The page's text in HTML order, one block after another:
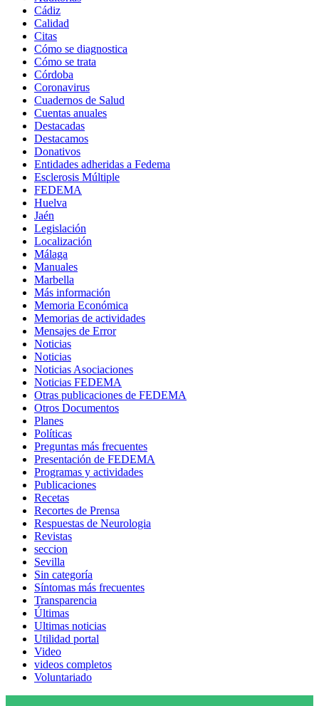
Cádiz
Calidad
Citas
Cómo se diagnostica
Cómo se trata
Córdoba
Coronavirus
Cuadernos de Salud
Cuentas anuales
Destacadas
Destacamos
Donativos
Entidades adheridas a Fedema
Esclerosis Múltiple
FEDEMA
Huelva
Jaén
Legislación
Localización
Málaga
Manuales
Marbella
Más información
Memoria Económica
Memorias de actividades
Mensajes de Error
Noticias
Noticias
Noticias Asociaciones
Noticias FEDEMA
Otras publicaciones de FEDEMA
Otros Documentos
Planes
Políticas
Preguntas más frecuentes
Presentación de FEDEMA
Programas y actividades
Publicaciones
Recetas
Recortes de Prensa
Respuestas de Neurologia
Revistas
seccion
Sevilla
Sin categoría
Síntomas más frecuentes
Transparencia
Últimas
Ultimas noticias
Utilidad portal
Video
videos completos
Voluntariado